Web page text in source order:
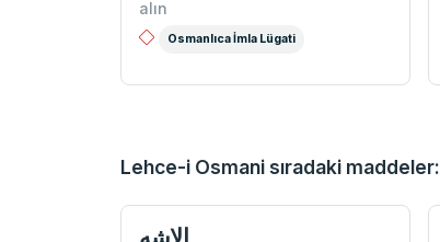
alın
Osmanlıca İmla Lügati
Lehce-i Osmani sıradaki maddeler: